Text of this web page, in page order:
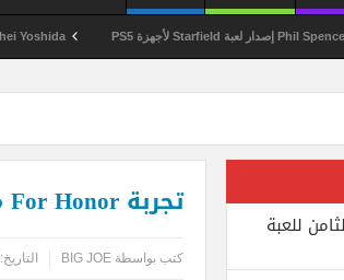
Shuhei Yoshida سيتقاعد من شركة Sony في يناير المقبل
تجربة For Honor مجاناً الأسبوع المقبل
كتب بواسطة BIG JOE التاريخ:
للعبة